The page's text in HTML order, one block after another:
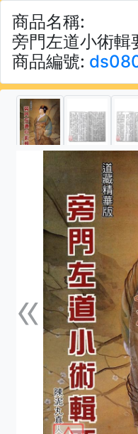
商品名稱:
旁門左道小術輯
商品編號:
«上一張